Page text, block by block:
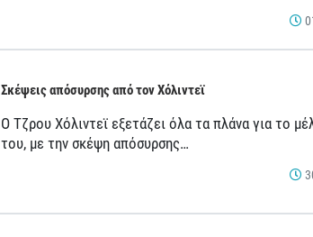
Σκέψεις απόσυρσης από τον Χόλιντεϊ
Ο Τζρου Χόλιντεϊ εξετάζει όλα τα πλάνα για το
του, με την σκέψη απόσυρσης…